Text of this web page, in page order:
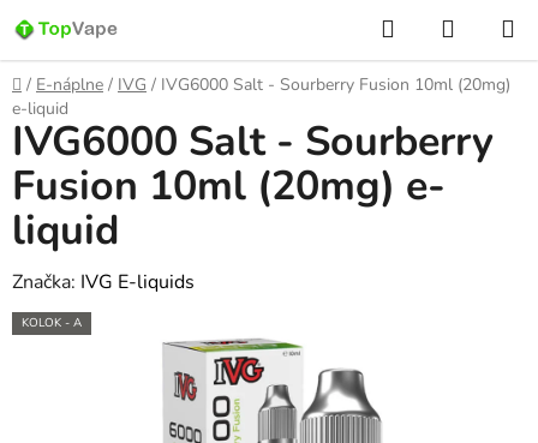
na
obsah
Hľadať
KOŠÍK
Domov
/ E-náplne / IVG / IVG6000 Salt - Sourberry Fusion 10ml (20mg)
e-liquid
IVG6000 Salt - Sourberry
Fusion 10ml (20mg) e-
liquid
Značka: IVG E-liquids
KOLOK - A